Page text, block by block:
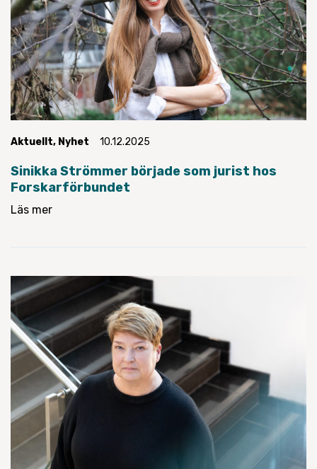
Aktuellt, Nyhet 10.12.2025
Sinikka Strömmer började som jurist hos
Forskarförbundet
Läs mer